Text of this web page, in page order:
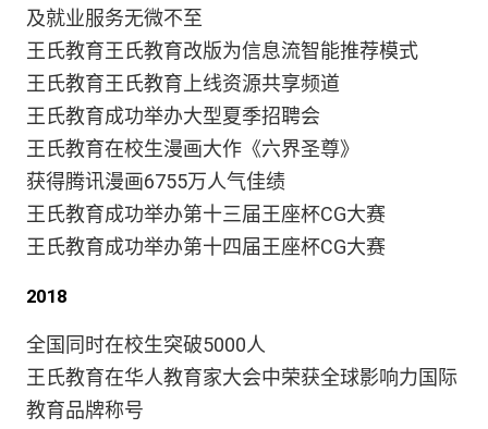
及就业服务无微不至
王氏教育王氏教育改版为信息流智能推荐模式
王氏教育王氏教育上线资源共享频道
王氏教育成功举办大型夏季招聘会
王氏教育在校生漫画大作《六界圣尊》
获得腾讯漫画6755万人气佳绩
王氏教育成功举办第十三届王座杯CG大赛
王氏教育成功举办第十四届王座杯CG大赛
2018
全国同时在校生突破5000人
王氏教育在华人教育家大会中荣获全球影响力国际
教育品牌称号